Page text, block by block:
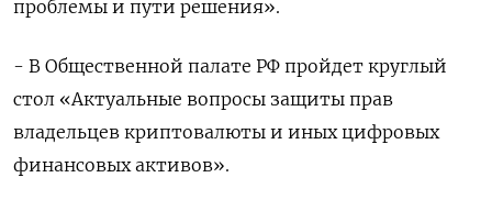
проблемы и пути решения».
- В Общественной палате РФ пройдет круглый
стол «Актуальные вопросы защиты прав
владельцев криптовалюты и иных цифровых
финансовых активов».